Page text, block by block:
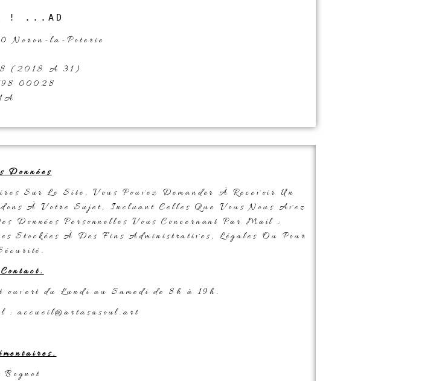
! ...AD
Noron-la-Poterie
(2018 A 31)
00028
Données
Sur Le Site, Vous Pouvez Demander À Recevoir Un
À Votre Sujet, Incluant Celles Que Vous Nous Avez
Données Personnelles Vous Concernant Par Mail :
Stockées À Des Fins Administratives, Légales Ou Pour
du Lundi au Samedi de 8h à 19h.
: accueil@artasasoul.art
Bognot